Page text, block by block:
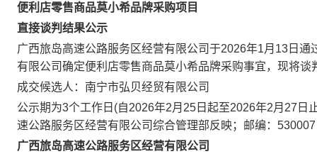
便利店零售商品莫小希品牌采购项目
直接谈判 结果公示
广西旅岛高速公路服务区经营有限公司于2026年1月13日
有限公司确定便利店零售商品莫小希品牌采购事宜，现将谈
成交候选人：南宁市弘贝经贸有限公司
公示期为3个工作日(自2026年2月25日 起至2026年2月27 日
速公路服务区经营有限公司综合管理部反映；邮编：
广西旅岛高速公路服务区经营有限公司